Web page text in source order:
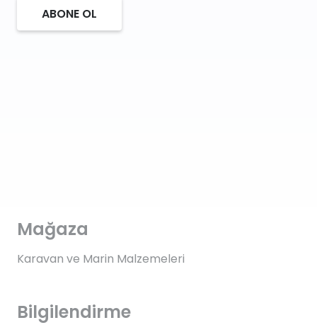
ABONE OL
Mağaza
Karavan ve Marin Malzemeleri
Bilgilendirme